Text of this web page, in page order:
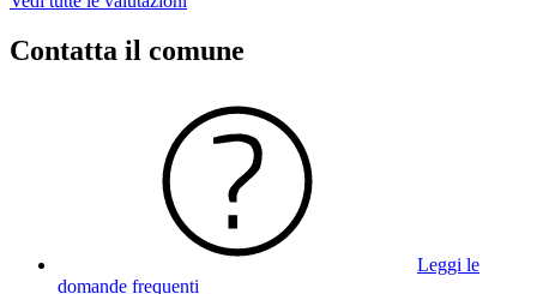
Contatta il comune
Leggi le
domande frequenti